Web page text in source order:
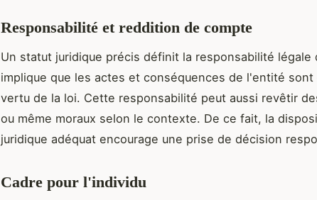
Responsabilité et reddition de compte
Un statut juridique précis définit la responsabilité légale
implique que les actes et conséquences de l'entité
vertu de la loi. Cette responsabilité peut aussi revêtir
ou même moraux selon le contexte. De ce fait, la
juridique adéquat encourage une prise de décision
Cadre pour l'individu